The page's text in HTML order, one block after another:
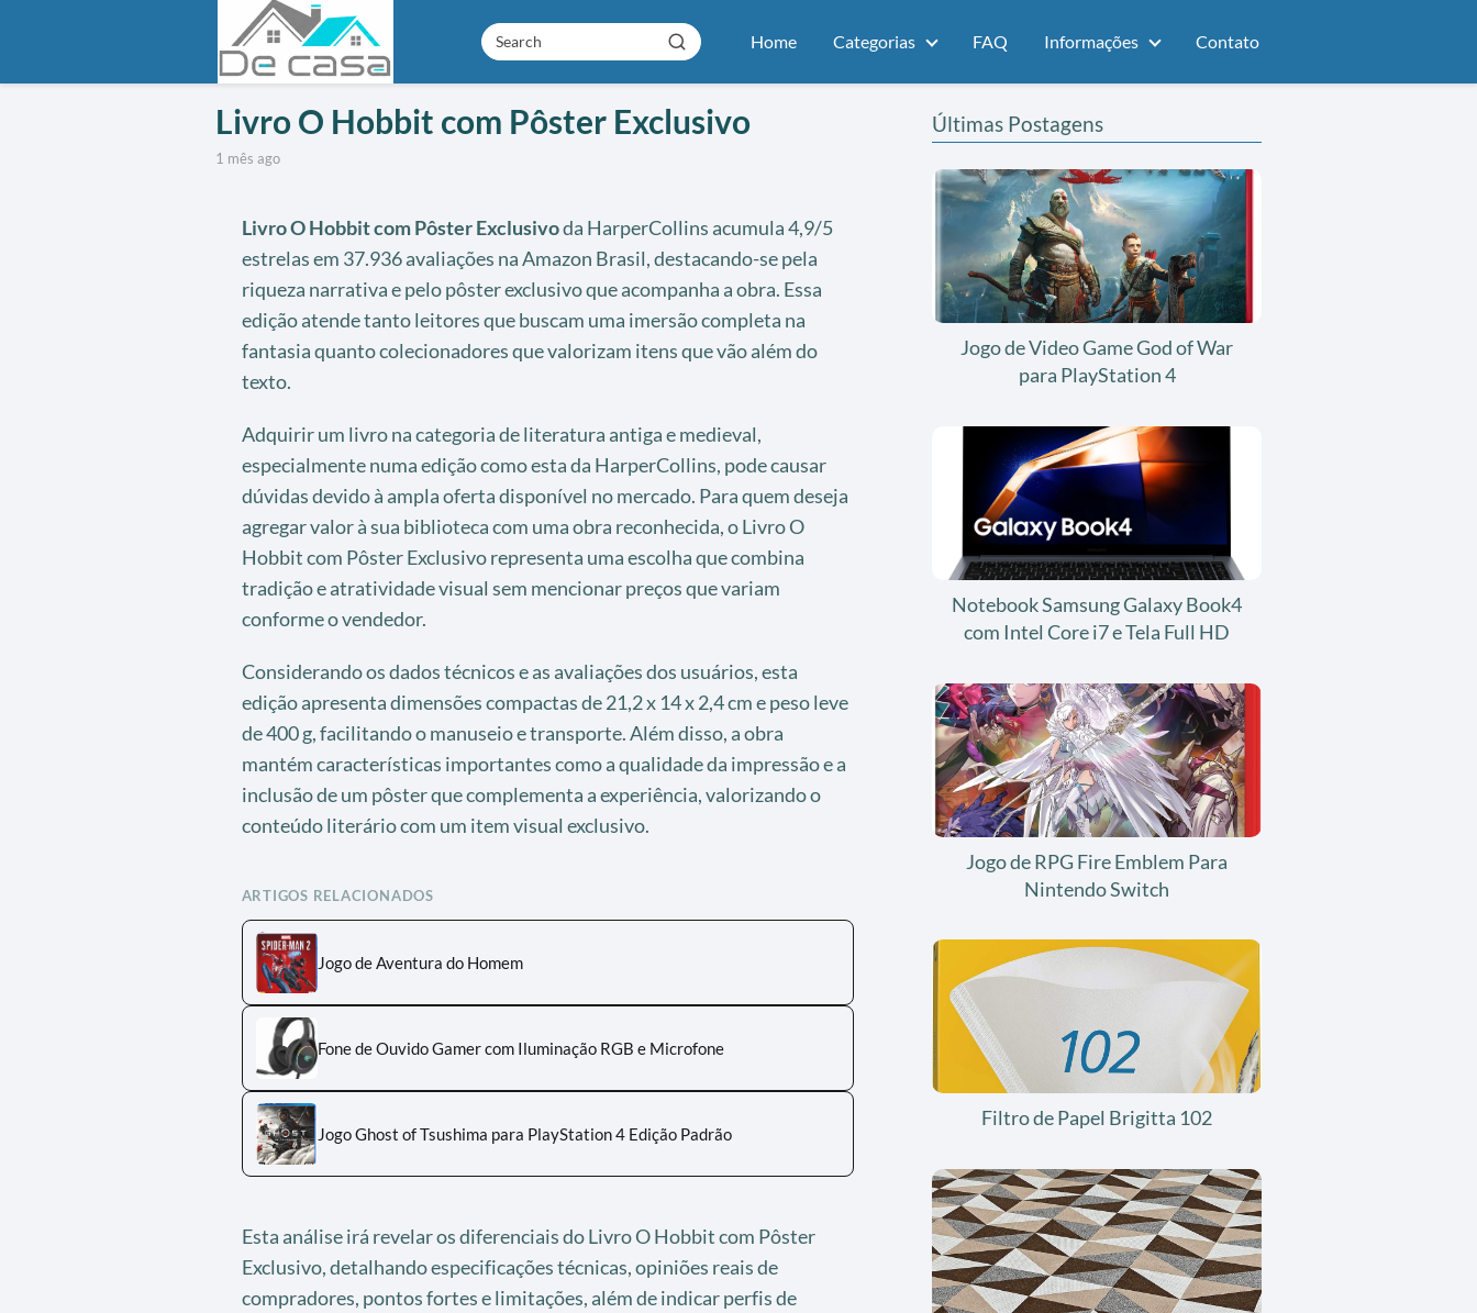
Home Categorias FAQ Informações Contato
Livro O Hobbit com Pôster Exclusivo
1 mês ago
Livro O Hobbit com Pôster Exclusivoda HarperCollins acumula 4,9/5
estrelas em 37.936 avaliações na Amazon Brasil, destacando-se pela
riqueza narrativa e pelo pôster exclusivo que acompanha a obra. Essa
edição atende tanto leitores que buscam uma imersão completa na
fantasia quanto colecionadores que valorizam itens que vão além do
texto.
Adquirir um livro na categoria de literatura antiga e medieval,
especialmente numa edição como esta da HarperCollins, pode causar
dúvidas devido à ampla oferta disponível no mercado. Para quem deseja
agregar valor à sua biblioteca com uma obra reconhecida, o Livro O
Hobbit com Pôster Exclusivo representa uma escolha que combina
tradição e atratividade visual sem mencionar preços que variam
conforme o vendedor.
Considerando os dados técnicos e as avaliações dos usuários, esta
edição apresenta dimensões compactas de 21,2 x 14 x 2,4 cm e peso leve
de 400 g, facilitando o manuseio e transporte. Além disso, a obra
mantém características importantes como a qualidade da impressão e a
inclusão de um pôster que complementa a experiência, valorizando o
conteúdo literário com um item visual exclusivo.
ARTIGOS RELACIONADOS
Jogo de Aventura do Homem
Fone de Ouvido Gamer com Iluminação RGB e Microfone
Jogo Ghost of Tsushima para PlayStation 4 Edição Padrão
Esta análise irá revelar os diferenciais do Livro O Hobbit com Pôster
Exclusivo, detalhando especificações técnicas, opiniões reais de
compradores, pontos fortes e limitações, além de indicar perfis de
Últimas Postagens
Jogo de Video Game God of War
para PlayStation 4
Notebook Samsung Galaxy Book4
com Intel Core i7 e Tela Full HD
Jogo de RPG Fire Emblem Para
Nintendo Switch
Filtro de Papel Brigitta 102